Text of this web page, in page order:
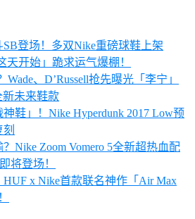
登场！多双Nike重磅球鞋上架
天开始」跪求运气爆棚！
、D’Russell抢先曝光「李宁」
新未来鞋款
鞋」！Nike Hyperdunk 2017 Low预
Nike Zoom Vomero 5全新超热血配
将登场！
x Nike首款联名神作「Air Max